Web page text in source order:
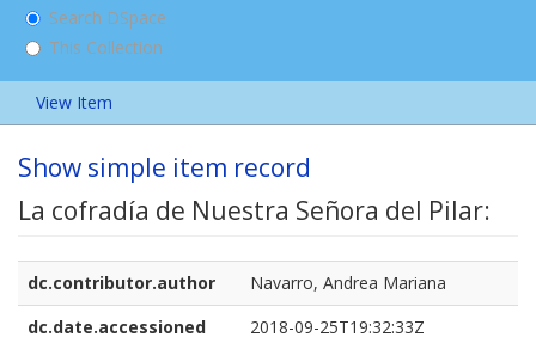
Search DSpace
This Collection
View Item
Show simple item record
La cofradía de Nuestra Señora del Pilar:
dc.contributor.author
Navarro, Andrea Mariana
dc.date.accessioned
2018-09-25T19:32:33Z